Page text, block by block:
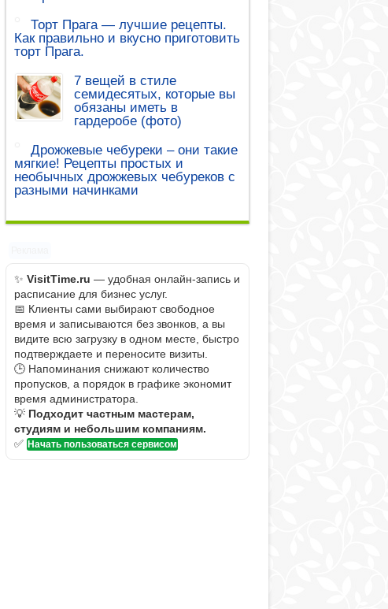
Торт Прага — лучшие рецепты.
Как правильно и вкусно приготовить
торт Прага.
7 вещей в стиле
семидесятых, которые вы
обязаны иметь в
гардеробе (фото)
Дрожжевые чебуреки – они такие
мягкие! Рецепты простых и
необычных дрожжевых чебуреков с
разными начинками
✨ VisitTime.ru — удобная онлайн-запись и
расписание для бизнес услуг.
📅 Клиенты сами выбирают свободное
время и записываются без звонков, а вы
видите всю загрузку в одном месте, быстро
подтверждаете и переносите визиты.
🕒 Напоминания снижают количество
пропусков, а порядок в графике экономит
время администратора.
💡 Подходит частным мастерам,
студиям и небольшим компаниям.
✅ Начать пользоваться сервисом